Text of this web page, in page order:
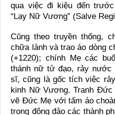
qua việc đi kiệu đến
“Lạy Nữ Vương” (Salve
Cũng theo truyền thống,
chữa lành và trao áo dòng
(+1220); chính Mẹ các
thánh nữ tử đạo, rảy nước
sĩ, cũng là gốc tích việc
kinh Nữ Vương. Tranh
vẽ Đức Mẹ với tấm áo
trong đông đảo các thành